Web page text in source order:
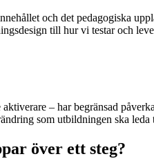
och det pedagogiska
till hur vi testar och
– har begränsad
som utbildningen ska
över ett steg?